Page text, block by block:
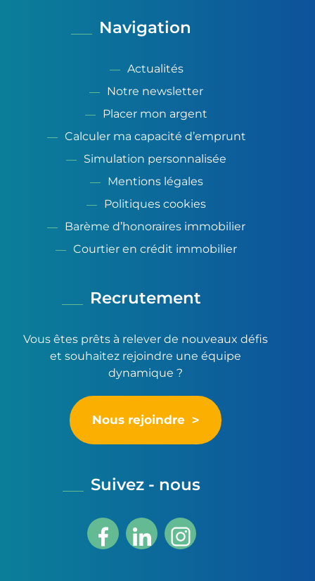
Navigation
Actualités
Notre newsletter
Placer mon argent
Calculer ma capacité d’emprunt
Simulation personnalisée
Mentions légales
Politiques cookies
Barème d’honoraires immobilier
Courtier en crédit immobilier
Recrutement
Vous êtes prêts à relever de nouveaux défis
et souhaitez rejoindre une équipe
dynamique ?
Nous rejoindre
Suivez - nous